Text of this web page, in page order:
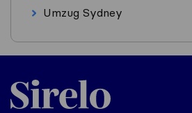
Umzug Sydney